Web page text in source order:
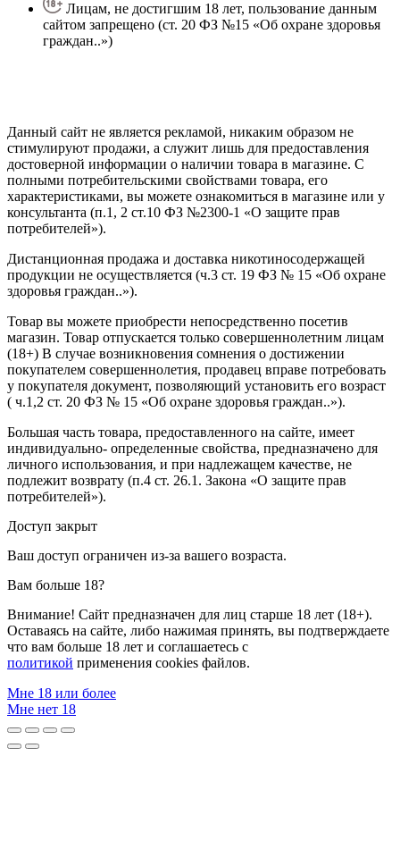
Лицам, не достигшим 18 лет, пользование данным
сайтом запрещено (ст. 20 ФЗ №15 «Об охране здоровья
граждан..»)
Данный сайт не является рекламой, никаким образом не
стимулируют продажи, а служит лишь для предоставления
достоверной информации о наличии товара в магазине. С
полными потребительскими свойствами товара, его
характеристиками, вы можете ознакомиться в магазине или у
консультанта (п.1, 2 ст.10 ФЗ №2300-1 «О защите прав
потребителей»).
Дистанционная продажа и доставка никотиносодержащей
продукции не осуществляется (ч.3 ст. 19 ФЗ № 15 «Об охране
здоровья граждан..»).
Товар вы можете приобрести непосредственно посетив
магазин. Товар отпускается только совершеннолетним лицам
(18+) В случае возникновения сомнения о достижении
покупателем совершеннолетия, продавец вправе потребовать
у покупателя документ, позволяющий установить его возраст
( ч.1,2 ст. 20 ФЗ № 15 «Об охране здоровья граждан..»).
Большая часть товара, предоставленного на сайте, имеет
индивидуально- определенные свойства, предназначено для
личного использования, и при надлежащем качестве, не
подлежит возврату (п.4 ст. 26.1. Закона «О защите прав
потребителей»).
Доступ закрыт
Ваш доступ ограничен из-за вашего возраста.
Вам больше 18?
Внимание! Сайт предназначен для лиц старше 18 лет (18+).
Оставаясь на сайте, либо нажимая принять, вы подтверждаете
что вам больше 18 лет и соглашаетесь с
политикой применения cookies файлов.
Мне 18 или более
Мне нет 18